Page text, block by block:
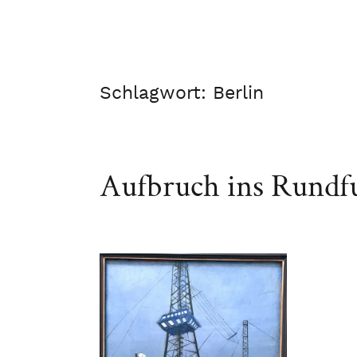
Schlagwort: Berlin
Aufbruch ins